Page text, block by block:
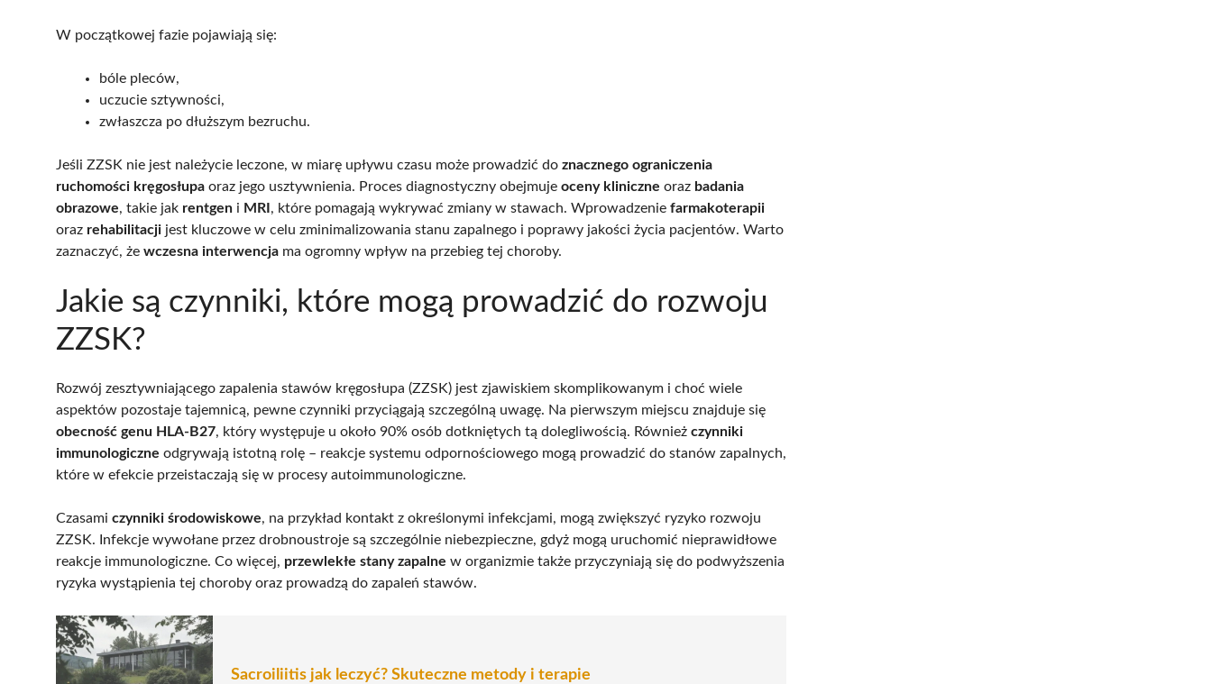
W początkowej fazie pojawiają się:
bóle pleców,
uczucie sztywności,
zwłaszcza po dłuższym bezruchu.
Jeśli ZZSK nie jest należycie leczone, w miarę upływu czasu może prowadzić do znacznego ograniczenia
ruchomości kręgosłupa oraz jego usztywnienia. Proces diagnostyczny obejmuje oceny kliniczne oraz badania
obrazowe, takie jak rentgen i MRI , które pomagają wykrywać zmiany w stawach. Wprowadzenie farmakoterapii
oraz rehabilitacji jest kluczowe w celu zminimalizowania stanu zapalnego i poprawy jakości życia pacjentów. Warto
zaznaczyć, że wczesna interwencja ma ogromny wpływ na przebieg tej choroby.
Jakie są czynniki, które mogą prowadzić do rozwoju
ZZSK?
Rozwój zesztywniającego zapalenia stawów kręgosłupa (ZZSK) jest zjawiskiem skomplikowanym i choć wiele
aspektów pozostaje tajemnicą, pewne czynniki przyciągają szczególną uwagę. Na pierwszym miejscu znajduje się
obecność genu HLA-B27, który występuje u około 90% osób dotkniętych tą dolegliwością. Również czynniki
immunologiczne odgrywają istotną rolę – reakcje systemu odpornościowego mogą prowadzić do stanów zapalnych,
które w efekcie przeistaczają się w procesy autoimmunologiczne.
Czasami czynniki środowiskowe, na przykład kontakt z określonymi infekcjami, mogą zwiększyć ryzyko rozwoju
ZZSK. Infekcje wywołane przez drobnoustroje są szczególnie niebezpieczne, gdyż mogą uruchomić nieprawidłowe
reakcje immunologiczne. Co więcej, przewlekłe stany zapalne w organizmie także przyczyniają się do podwyższenia
ryzyka wystąpienia tej choroby oraz prowadzą do zapaleń stawów.
Sacroiliitis jak leczyć? Skuteczne metody i terapie